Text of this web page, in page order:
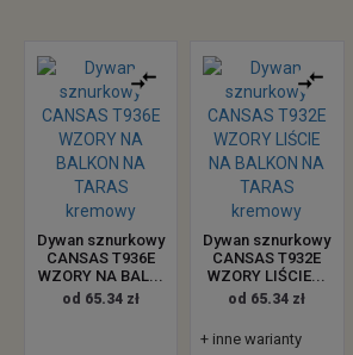
Dywan sznurkowy
CANSAS T936E
WZORY NA BAL...
od 65.34 zł
Dywan sznurkowy
CANSAS T932E
WZORY LIŚCIE...
od 65.34 zł
+ inne warianty